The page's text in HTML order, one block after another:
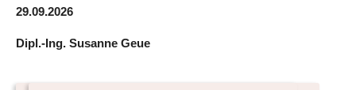
29.09.2026
Dipl.-Ing. Susanne Geue